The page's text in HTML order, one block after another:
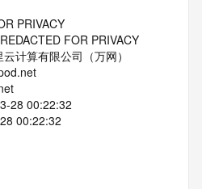
PRIVACY
FOR PRIVACY
计算有限公司（万网）
28 00:22:32
00:22:32